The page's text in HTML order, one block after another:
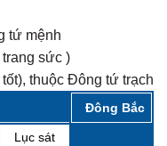
tứ mệnh
sức )
thuộc Đông tứ trạch
Đông Bắc
Lục sát